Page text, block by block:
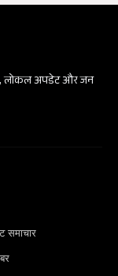
लोकल अपडेट और जन
समाचार